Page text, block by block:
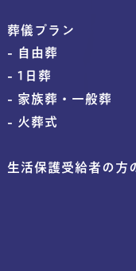
葬儀プラン
- 自由葬
- 1日葬
- 家族葬・一般葬
- 火葬式
生活保護受給者の方